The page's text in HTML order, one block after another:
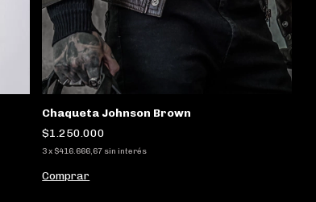
Chaqueta Johnson Brown
$1.250.000
3x $416.666,67 sin interés
Comprar